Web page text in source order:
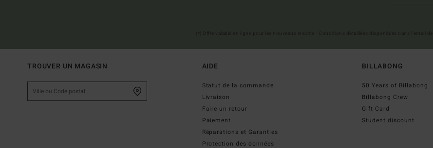
TROUVER UN MAGASIN AIDE
Statut de la commande
Livraison
Faire un retour
Paiement
Réparations et Garanties
Protection des données
BILLABONG
50 Years of Billabong
Billabong Crew
Gift Card
Student discount